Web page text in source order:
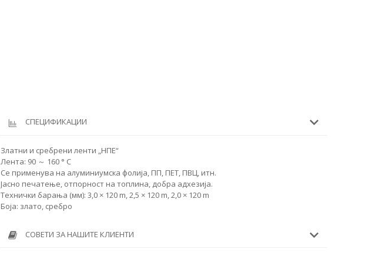
СПЕЦИФИКАЦИИ
Златни и сребрени ленти „НПЕ“
Лента: 90 ～ 160 ° C
Се применува на алуминиумска фолија, ПП, ПЕТ, ПВЦ, итн.
Јасно печатење, отпорност на топлина, добра адхезија.
Технички барања (мм): 3,0 × 120 m, 2,5 × 120 m, 2,0 × 120 m
Боја: злато, сребро
СОВЕТИ ЗА НАШИТЕ КЛИЕНТИ